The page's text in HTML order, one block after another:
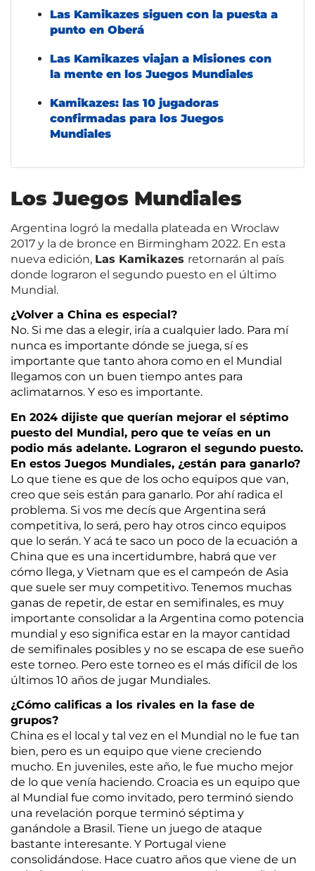
Las Kamikazes siguen con la puesta a
punto en Oberá
Las Kamikazes viajan a Misiones con
la mente en los Juegos Mundiales
Kamikazes: las 10 jugadoras
confirmadas para los Juegos
Mundiales
Los Juegos Mundiales
Argentina logró la medalla plateada en Wroclaw
2017 y la de bronce en Birmingham 2022. En esta
nueva edición, Las Kamikazes retornarán al país
donde lograron el segundo puesto en el último
Mundial.
¿Volver a China es especial?
No. Si me das a elegir, iría a cualquier lado. Para mí
nunca es importante dónde se juega, sí es
importante que tanto ahora como en el Mundial
llegamos con un buen tiempo antes para
aclimatarnos. Y eso es importante.
En 2024 dijiste que querían mejorar el séptimo
puesto del Mundial, pero que te veías en un
podio más adelante. Lograron el segundo puesto.
En estos Juegos Mundiales, ¿están para ganarlo?
Lo que tiene es que de los ocho equipos que van,
creo que seis están para ganarlo. Por ahí radica el
problema. Si vos me decís que Argentina será
competitiva, lo será, pero hay otros cinco equipos
que lo serán. Y acá te saco un poco de la ecuación a
China que es una incertidumbre, habrá que ver
cómo llega, y Vietnam que es el campeón de Asia
que suele ser muy competitivo. Tenemos muchas
ganas de repetir, de estar en semifinales, es muy
importante consolidar a la Argentina como potencia
mundial y eso significa estar en la mayor cantidad
de semifinales posibles y no se escapa de ese sueño
este torneo. Pero este torneo es el más difícil de los
últimos 10 años de jugar Mundiales.
¿Cómo calificas a los rivales en la fase de
grupos?
China es el local y tal vez en el Mundial no le fue tan
bien, pero es un equipo que viene creciendo
mucho. En juveniles, este año, le fue mucho mejor
de lo que venía haciendo. Croacia es un equipo que
al Mundial fue como invitado, pero terminó siendo
una revelación porque terminó séptima y
ganándole a Brasil. Tiene un juego de ataque
bastante interesante. Y Portugal viene
consolidándose. Hace cuatro años que viene de un